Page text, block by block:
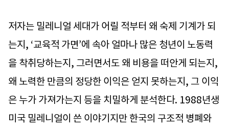
저자는 밀레니얼 세대가 어릴 적부터 왜 숙제 기계가 되
는지, ‘교육적 가면’에 속아 얼마나 많은 청년이 노동력
을 착취당하는지, 그러면서도 왜 비용을 떠안게 되는지,
왜 노력한 만큼의 정당한 이익은 얻지 못하는지, 그 이익
은 누가 가져가는지 등을 치밀하게 분석한다. 1988년생
미국 밀레니얼이 쓴 이야기지만 한국의 구조적 병폐와